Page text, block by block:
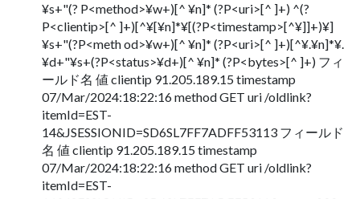
¥s+"(? P<method>¥w+)[^ ¥n]* (?P<uri>[^ ]+) ^(?
P<clientip>[^ ]+)[^¥[¥n]*¥[(?P<timestamp>[^¥]]+)¥]
¥s+"(?P<meth od>¥w+)[^ ¥n]* (?P<uri>[^ ]+)[^¥.¥n]*¥.
¥d+"¥s+(?P<status>¥d+)[^ ¥n]* (?P<bytes>[^ ]+) フィ
ールド名 値 clientip 91.205.189.15 timestamp
07/Mar/2024:18:22:16 method GET uri /oldlink?
itemId=EST-
14&JSESSIONID=SD6SL7FF7ADFF53113 フィールド
名 値 clientip 91.205.189.15 timestamp
07/Mar/2024:18:22:16 method GET uri /oldlink?
itemId=EST-